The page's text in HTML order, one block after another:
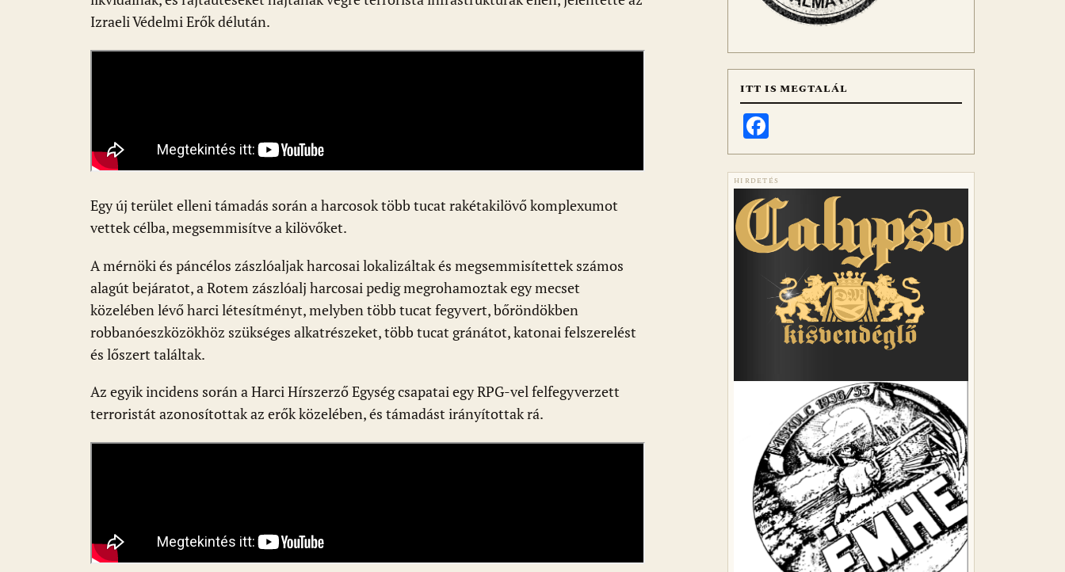
Izraeli Védelmi Erők délután.
Egy új terület elleni támadás során a harcosok több tucat rakétakilövő komplexumot
vettek célba, megsemmisítve a kilövőket.
A mérnöki és páncélos zászlóaljak harcosai lokalizáltak és megsemmisítettek számos
alagút bejáratot, a Rotem zászlóalj harcosai pedig megrohamoztak egy mecset
közelében lévő harci létesítményt, melyben több tucat fegyvert, bőröndökben
robbanóeszközökhöz szükséges alkatrészeket, több tucat gránátot, katonai felszerelést
és lőszert találtak.
Az egyik incidens során a Harci Hírszerző Egység csapatai egy RPG-vel felfegyverzett
terroristát azonosítottak az erők közelében, és támadást irányítottak rá.
ITT IS MEGTALÁL
HIRDETÉS